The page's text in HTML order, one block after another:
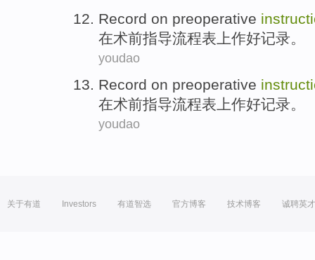
Record on preoperative
在术前指导流程表上作好记录。
youdao
Record on preoperative
在术前指导流程表上作好记录 。
youdao
关于有道 Investors 有道智选 官方博客 技术博客 诚聘英才